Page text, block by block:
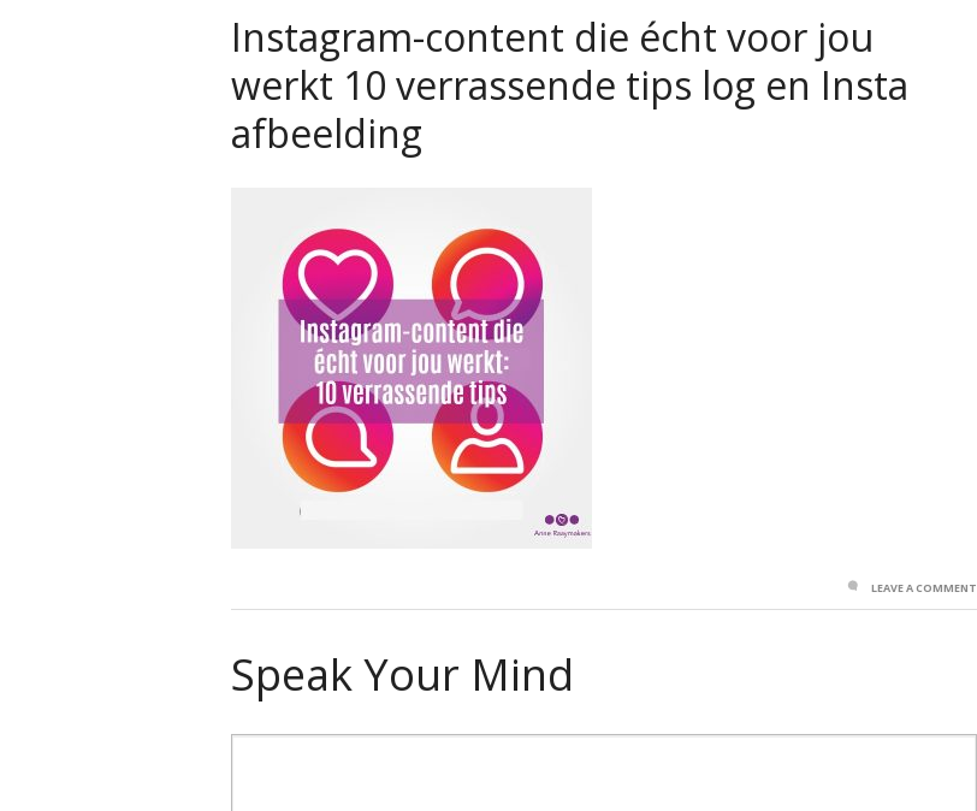
Instagram-content die écht voor jou
werkt 10 verrassende tips log en Insta
afbeelding
LEAVE A COMMENT
Speak Your Mind